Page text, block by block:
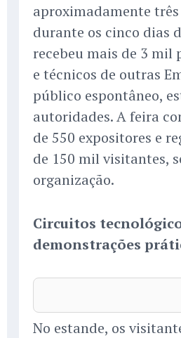
aproximadamente
durante os cinco dias
recebeu mais de 3 mil
e técnicos de outras
público espontâneo,
autoridades. A feira
de 550 expositores e
de 150 mil visitantes,
organização.
Circuitos
demonstrações
No estande, os